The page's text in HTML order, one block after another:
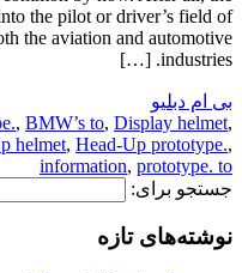
the pilot or driver’s field of
the aviation and automotive
industries. […]
بی ام دبلیو
, BMW’s to, Display helmet,
helmet, Head-Up prototype.,
information, prototype. to
جستجو برای:
نوشته‌های تازه